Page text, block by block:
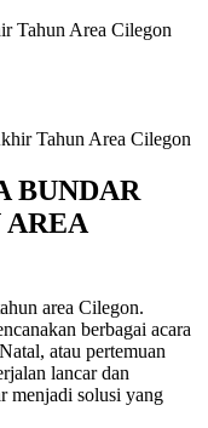
Tahun Area Cilegon
BUNDAR
area Cilegon.
berbagai acara
atau pertemuan
lancar dan
menjadi solusi yang